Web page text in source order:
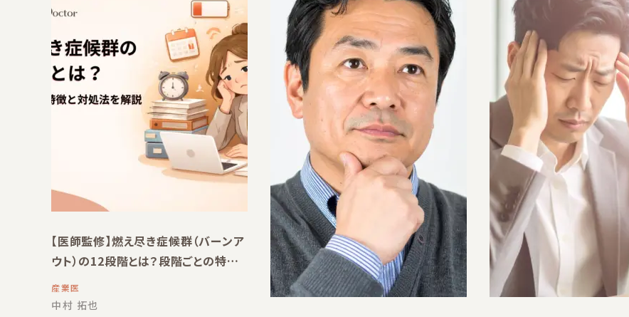
【医師監修】燃え尽き症候群（バーンア
ウト）の12段階とは？段階ごとの特徴
と対処法を解説
産業医
中村 拓也